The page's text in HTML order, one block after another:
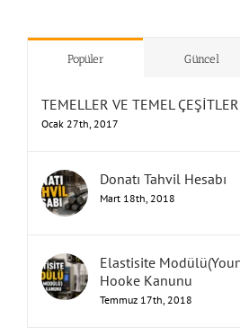
& ”Humbarahane”
Popüler Güncel
TEMELLER VE TEMEL
Ocak 27th, 2017
Donatı Tahvil Hesabı
Mart 18th, 2018
Elastisite
Hooke Kanunu
Temmuz 17th, 2018